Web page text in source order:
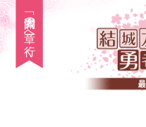
「大満開の章」へ行く